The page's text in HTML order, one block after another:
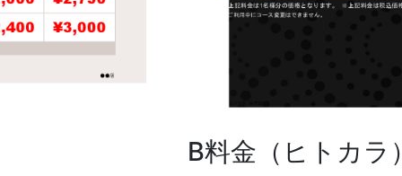
B料金（ヒトカラ